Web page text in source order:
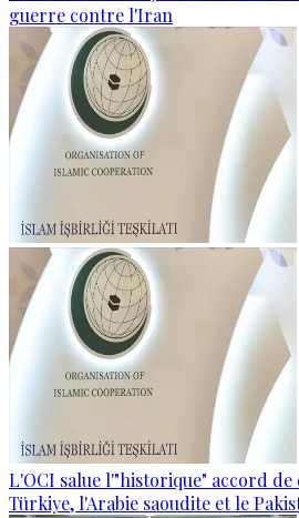
guerre contre l'Iran
L'OCI salue l'"historique" accord de
Türkiye, l'Arabie saoudite et le